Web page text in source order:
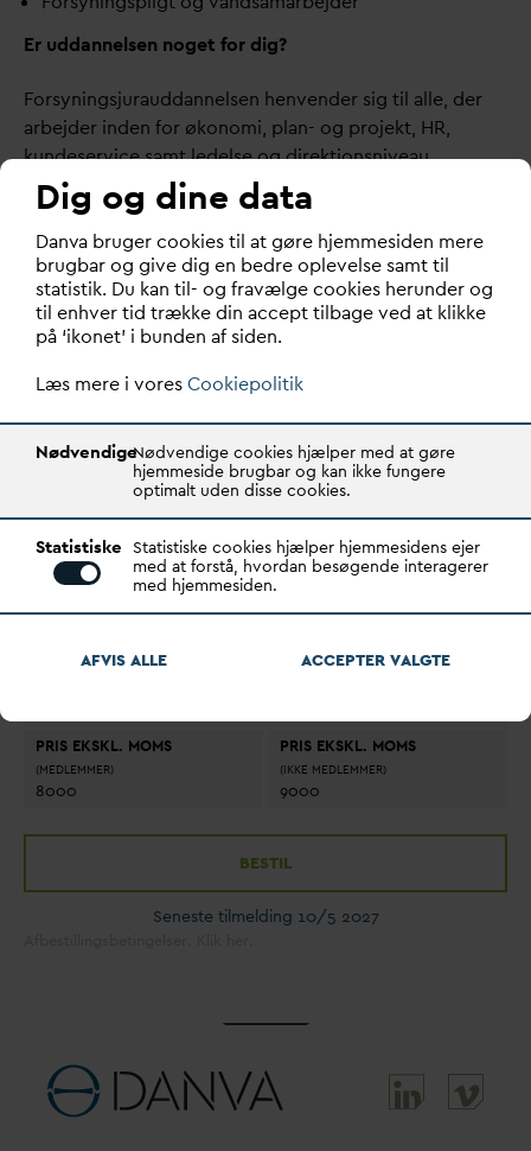
Er uddannelsen noget for dig?
Forsyningsjurauddannelsen henvender sig til alle, der
arbejder inden for økonomi, plan- og projekt, HR,
kundeservice samt ledelse og direktionsniveau.
Undervisere:
Peter Nymann, Advokatfirmaet Energi & Miljø
Malene Blom Sillesen,Advokatfirmaet Energi &
Miljø
Emilie Friis Velbæk,DANVA
Pris
Prisen omfatter undervisningsmateriale, forplejning,
START
9/6 2027 09:00
10/6 2027 16:00
PRIS EKSKL. MOMS
(MEDLEMMER)
8000
PRIS EKSKL. MOMS
(IKKE MEDLEMMER)
9000
BESTIL
Seneste tilmelding 10/5 2027
Dig og dine data
Danva bruger cookies til at gøre hjemmesiden mere
brugbar og give dig en bedre oplevelse samt til
statistik. Du kan til- og fravælge cookies herunder og
til enhver tid trække din accept tilbage ved at klikke
på ‘ikonet’ i bunden af siden.
Læs mere i voresCookiepolitik
NødvendigeNødvendige cookies hjælper med at gøre
hjemmeside brugbar og kan ikke fungere
optimalt uden disse cookies.
Statistiske Statistiske cookies hjælper hjemmesidens ejer
med at forstå, hvordan besøgende interagerer
med hjemmesiden.
AFVIS ALLE ACCEPTERVALGTE